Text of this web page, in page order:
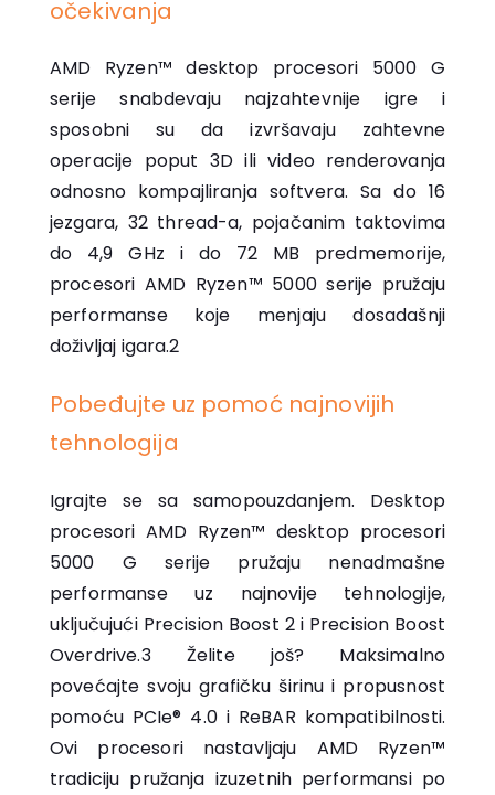
očekivanja
AMD Ryzen™ desktop procesori 5000 G
serije snabdevaju najzahtevnije igre i
sposobni su da izvršavaju zahtevne
operacije poput 3D ili video renderovanja
odnosno kompajliranja softvera. Sa do 16
jezgara, 32 thread-a, pojačanim taktovima
do 4,9 GHz i do 72 MB predmemorije,
procesori AMD Ryzen™ 5000 serije pružaju
performanse koje menjaju dosadašnji
doživljaj igara.2
Pobeđujte uz pomoć najnovijih
tehnologija
Igrajte se sa samopouzdanjem. Desktop
procesori AMD Ryzen™ desktop procesori
5000 G serije pružaju nenadmašne
performanse uz najnovije tehnologije,
uključujući Precision Boost 2 i Precision Boost
Overdrive.3 Želite još? Maksimalno
povećajte svoju grafičku širinu i propusnost
pomoću PCIe® 4.0 i ReBAR kompatibilnosti.
Ovi procesori nastavljaju AMD Ryzen™
tradiciju pružanja izuzetnih performansi po